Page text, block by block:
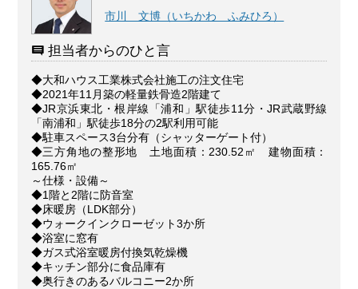
市川 文博（いちかわ ふみひろ）
担当者からのひと言
◆大和ハウス工業株式会社施工の注文住宅
◆2021年11月築の軽量鉄骨造2階建て
◆JR京浜東北・根岸線「浦和」駅徒歩11分・JR武蔵野線
「南浦和」駅徒歩18分の2駅利用可能
◆駐車スペース3台分有（シャッターゲート付）
◆三方角地の整形地 土地面積：230.52㎡ 建物面積：
165.76㎡
～仕様・設備～
◆1階と2階に防音室
◆床暖房（LDK部分）
◆ウォークインクローゼット3か所
◆浴室に窓有
◆ガス式浴室暖房付換気乾燥機
◆キッチン部分に食品庫有
◆奥行きのあるバルコニー2か所